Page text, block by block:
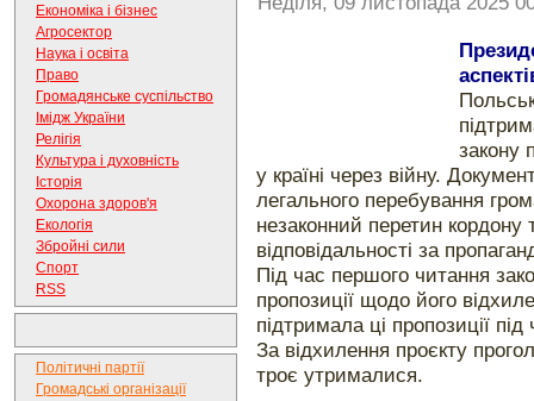
Економіка і бізнес
Агросектор
Наука і освіта
Право
Громадянське суспільство
Імідж України
Релігія
Культура і духовність
Історія
Охорона здоров'я
Екологія
Збройні сили
Спорт
RSS
Політичні партії
Громадські організації
закону
у країні через війну.
легального перебування
незаконний перетин кордону
відповідальності за
Під час першого читання
пропозиції щодо його
підтримала ці пропозиції
За відхилення проєкту
троє утрималися.